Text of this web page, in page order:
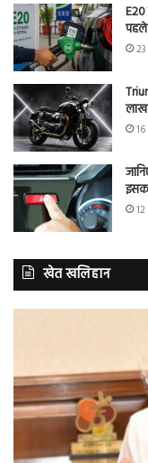
पहले
लाख
खेत खलिहान